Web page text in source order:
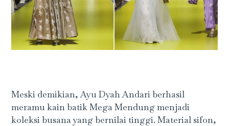
Meski demikian, Ayu Dyah Andari berhasil
meramu kain batik Mega Mendung menjadi
koleksi busana yang bernilai tinggi. Material sifon,